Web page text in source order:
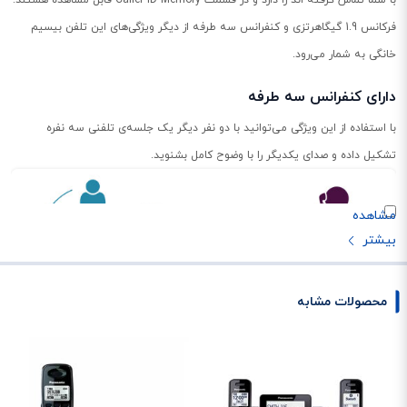
فرکانس 1.9 گیگاهرتزی و کنفرانس سه طرفه از دیگر ویژگی‌های این تلفن بیسیم
خانگی به شمار می‌رود.
دارای کنفرانس سه طرفه
با استفاده از این ویژگی می‌توانید با دو نفر دیگر یک جلسه‌ی تلفنی سه نفره
تشکیل داده و صدای یکدیگر را با وضوح کامل بشنوید.
محصولات مشابه